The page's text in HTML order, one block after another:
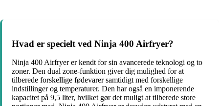
Hvad er specielt ved Ninja 400 Airfryer?
Ninja 400 Airfryer er kendt for sin avancerede teknologi og to
zoner. Den dual zone-funktion giver dig mulighed for at
tilberede forskellige fødevarer samtidigt med forskellige
indstillinger og temperaturer. Den har også en imponerende
kapacitet på 9,5 liter, hvilket gør det muligt at tilberede store